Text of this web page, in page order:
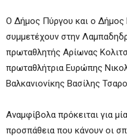
Ο Δήμος Πύργου και ο Δήμος
συμμετέχουν στην
πρωταθλητής Αρίωνας
πρωταθλήτρια Ευρώπης
Βαλκανιονίκης Βασίλης
Αναμφίβολα πρόκειται για
προσπάθεια που κάνουν οι